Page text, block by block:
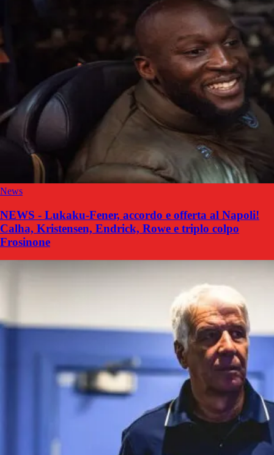
News
NEWS - Lukaku-Fener, accordo e offerta al Napoli!
Calha, Kristensen, Endrick, Rowe e triplo colpo
Frosinone